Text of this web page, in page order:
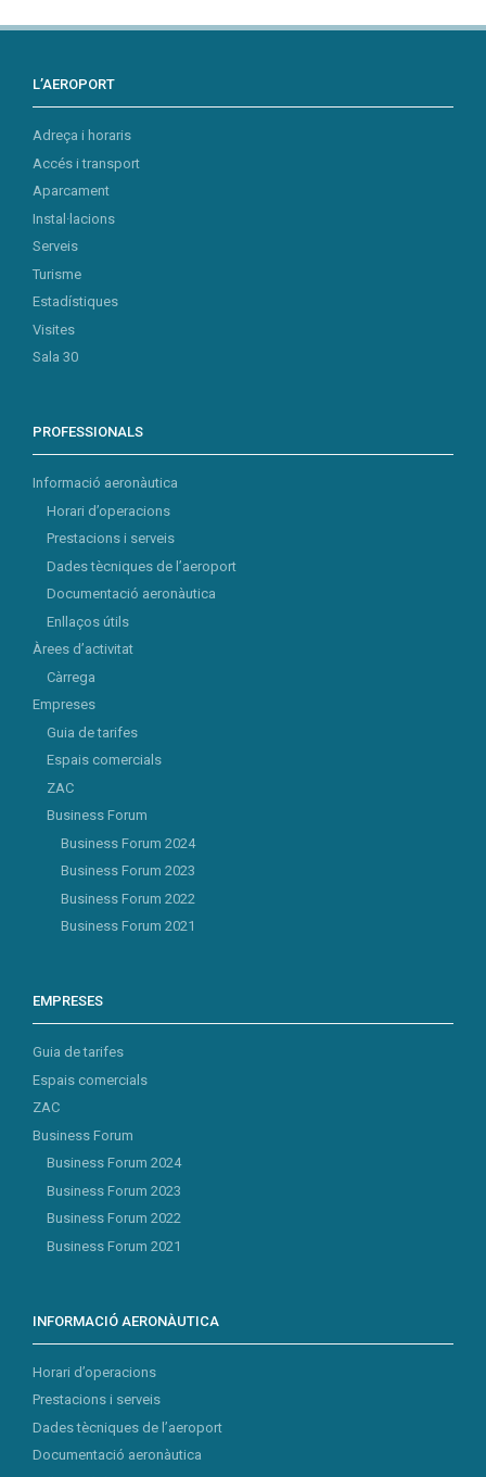
L’AEROPORT
Adreça i horaris
Accés i transport
Aparcament
Instal·lacions
Serveis
Turisme
Estadístiques
Visites
Sala 30
PROFESSIONALS
Informació aeronàutica
Horari d’operacions
Prestacions i serveis
Dades tècniques de l’aeroport
Documentació aeronàutica
Enllaços útils
Àrees d’activitat
Càrrega
Empreses
Guia de tarifes
Espais comercials
ZAC
Business Forum
Business Forum 2024
Business Forum 2023
Business Forum 2022
Business Forum 2021
EMPRESES
Guia de tarifes
Espais comercials
ZAC
Business Forum
Business Forum 2024
Business Forum 2023
Business Forum 2022
Business Forum 2021
INFORMACIÓ AERONÀUTICA
Horari d’operacions
Prestacions i serveis
Dades tècniques de l’aeroport
Documentació aeronàutica